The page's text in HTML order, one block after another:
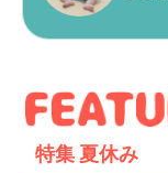
特集 夏休み